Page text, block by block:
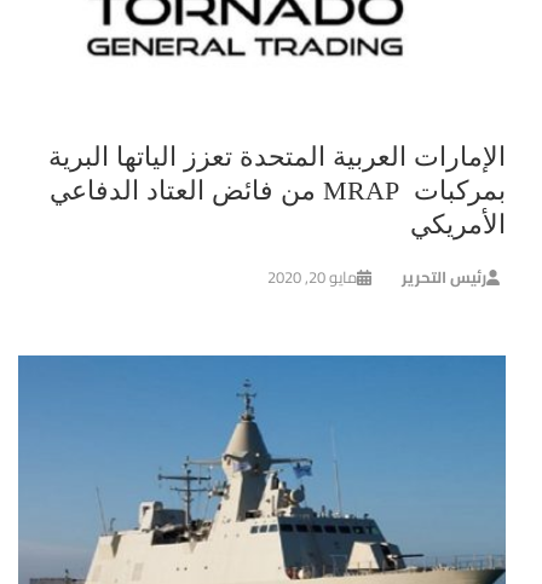
الإمارات العربية المتحدة تعزز الياتها البرية
بمركبات MRAP من فائض العتاد الدفاعي
الأمريكي
رئيس التحرير مايو 20, 2020